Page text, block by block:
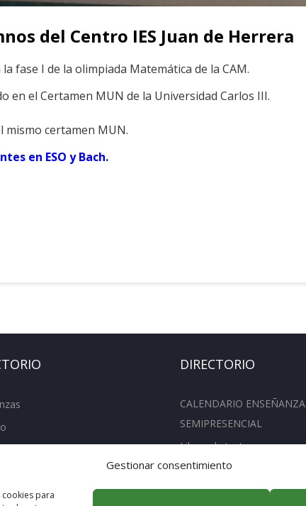
Gestionar consentimiento
para
del Centro IES Juan de Herrera
la fase I de la olimpiada Matemática de la CAM.
en el Certamen MUN de la Universidad Carlos III.
mismo certamen MUN.
en ESO y Bach.
DIRECTORIO
CALENDARIO ENSEÑANZA
SEMIPRESENCIAL
Libros de texto
Actividades Extraescolares
Concurso Cafeteria